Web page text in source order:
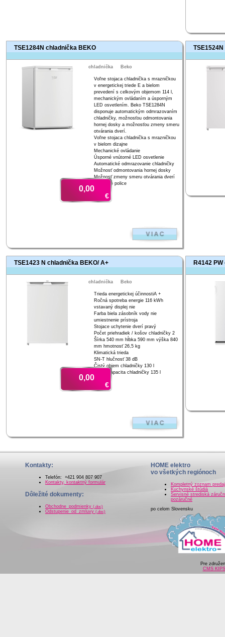
TSE1284N chladnička BEKO
chladnička Beko
Voľne stojaca chladnička s mrazničkou
v energetickej triede E a bielom
prevedení s celkovým objemom 114 l,
mechanickým ovládaním a úsporným
LED osvetlením. Beko TSE1284N
disponuje automatickým odmrazovaním
chladničky, možnosťou odmontovania
hornej dosky a možnosťou zmeny smeru
otvárania dverí.
Voľne stojaca chladnička s mrazničkou
v bielom dizajne
Mechanické ovládanie
Úsporné vnútorné LED osvetlenie
Automatické odmrazovanie chladničky
Možnosť odmontovania hornej dosky
Možnosť zmeny smeru otvárania dverí
Sklenené police
0,00
€
TSE1423 N chladnička BEKO/ A+
chladnička Beko
Trieda energetickej účinnostiA +
Ročná spotreba energie 116 kWh
vstavaný displej nie
Farba biela zásobník vody nie
umiestnenie prístroja
Stojace uchytenie dverí pravý
Počet priehradiek / košov chladničky 2
Šírka 540 mm hĺbka 590 mm výška 840
mm hmotnosť 26,5 kg
Klimatická trieda
SN-T hlučnosť 38 dB
Čistý objem chladničky 130 l
Hrubá kapacita chladničky 135 l
0,00
€
R4142
Kontakty:
Telefón: +421 904 807 907
Kontakty, kontaktný formulár
Dôležité dokumenty:
Obchodne_podmienky (.doc)
Odstupenie_od_zmluvy (.doc)
HOME elektro
vo všetkých regiónoch
Kompletný zoznam
Kuchynské štúdiá
Servisné strediská
pozáručné
po celom Slovensku
Pre
CMS